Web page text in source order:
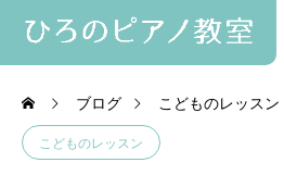
ブログ こどものレッスン
こどものレッスン